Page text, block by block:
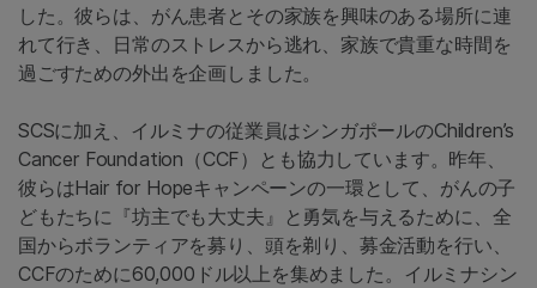
した。彼らは、がん患者とその家族を興味のある場所に連
れて行き、日常のストレスから逃れ、家族で貴重な時間を
過ごすための外出を企画しました。
SCSに加え、イルミナの従業員はシンガポールのChildren’s
Cancer Foundation（CCF）とも協力しています。昨年、
彼らはHair for Hopeキャンペーンの一環として、がんの子
どもたちに『坊主でも大丈夫』と勇気を与えるために、全
国からボランティアを募り、頭を剃り、募金活動を行い、
CCFのために60,000ドル以上を集めました。イルミナシン